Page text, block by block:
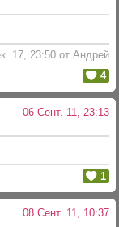
17, 23:50 от Андрей
4
06 Сент. 11, 23:13
1
08 Сент. 11, 10:37